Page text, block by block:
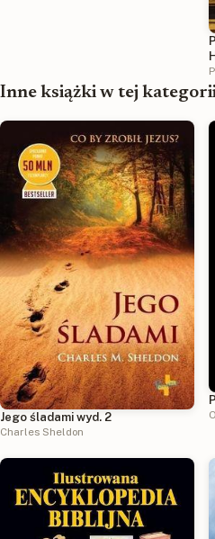
Inne książki w tej
Jego śladami wyd. 2
Charles Sheldon